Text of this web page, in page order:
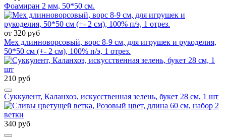
Фоамиран 2 мм, 50*50 см.
от 320 руб
Мех длинноворсовый, ворс 8-9 см, для игрушек и рукоделия,
50*50 см (+- 2 см), 100% п/э, 1 отрез.
210 руб
Суккулент, Каланхоэ, искусственная зелень, букет 28 см, 1 шт
340 руб